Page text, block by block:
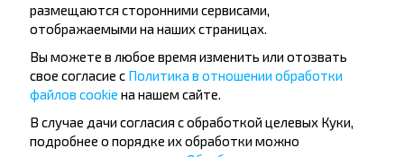
Популярные автобусные
направления
Орша - Могилёв
Минск - Барановичи
размещаются сторонними сервисами,
отображаемыми на наших страницах.
Вы можете в любое время изменить или отозвать
свое согласие с Политика в отношении обработки
файлов cookie на нашем сайте.
В случае дачи согласия с обработкой целевых Куки,
подробнее о порядке их обработки можно